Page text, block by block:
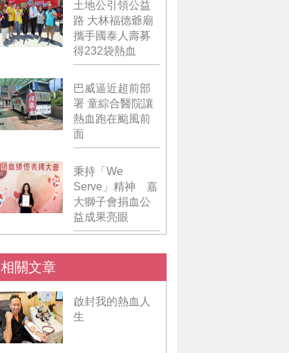
土地公引領公益
路 大林福德爺廟
攜手國泰人壽募
得232袋熱血
巴威逼近超前部
署 童綜合醫院讓
熱血跑在颱風前
面
秉持「We
Serve」精神 嘉
大獅子會捐血公
益成果亮眼
相關文章
啟封我的熱血人
生